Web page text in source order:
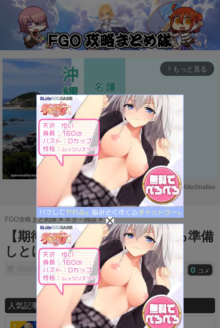
arrow_forward_ios もっと見る
M
u
t
e
Powered by GliaStudios
FGO攻略まとめ隊 >ネタ・雑談 >
【期待】お前らちゃんとうおる準備
しとけよｗｗ
2024/05/15 0 コメ
人気記事ランキング